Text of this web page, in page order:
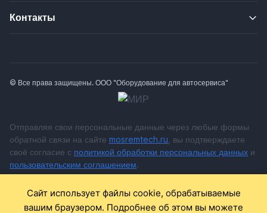
Контакты
© Все права защищены. ООО "Оборудование для автосервиса"
Отправляя свои персональные данные через любые формы
обратной связи на сайте mosremtech.ru , вы подтверждаете
своё согласие с политикой обработки персональных данных и
пользовательским соглашением.
носит исключительно информационный характер и ни при
Сайт использует файлы cookie, обрабатываемые
вашим браузером. Подробнее об этом вы можете